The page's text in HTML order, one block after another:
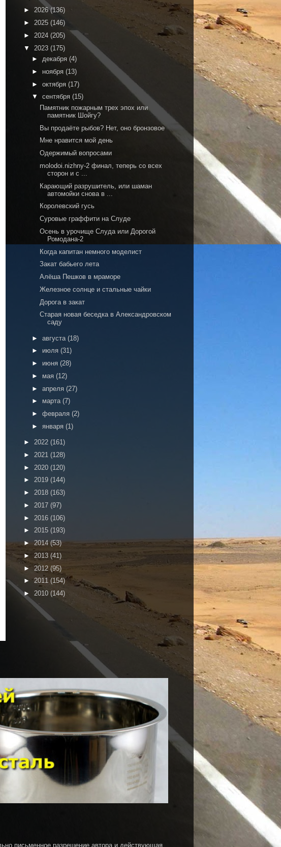
► 2026(136)
► 2025 (146)
► 2024 (205)
▼ 2023 (175)
► декабря (4)
► ноября (13)
► октября (17)
▼ сентября (15)
Памятник пожарным трех эпох или
памятник Шойгу?
Вы продаёте рыбов? Нет, оно бронзовое
Мне нравится мой день
Одержимый вопросами
molodoi.nizhny-2 финал, теперь со всех
сторон и с ...
Карающий разрушитель, или шаман
автомойки снова в ...
Королевский гусь
Суровые граффити на Слуде
Осень в урочище Слуда или Дорогой
Ромодана-2
Когда капитан немного моделист
Закат бабьего лета
Алёша Пешков в мраморе
Железное солнце и стальные чайки
Дорога в закат
Старая новая беседка в Александровском
саду
► августа (18)
► июля (31)
► июня (28)
► мая (12)
► апреля (27)
► марта (7)
► февраля (2)
► января (1)
► 2022 (161)
► 2021 (128)
► 2020 (120)
► 2019 (144)
► 2018 (163)
► 2017 (97)
► 2016 (106)
► 2015 (193)
►2014(53)
► 2013 (41)
► 2012(95)
►2011(154)
► 2010 (144)
письменное разрешение автора и действующая